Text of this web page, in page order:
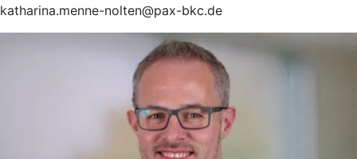
katharina.menne-nolten@pax-bkc.de